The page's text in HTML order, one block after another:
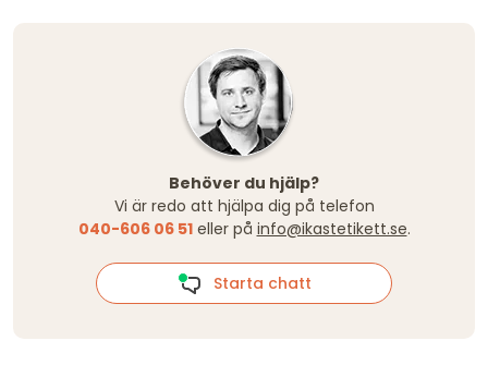
Behöver du hjälp?
Vi är redo att hjälpa dig på telefon
040-606 06 51eller på info@ikastetikett.se.
Starta chatt